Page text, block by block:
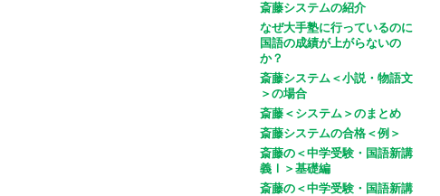
斎藤システムの紹介
なぜ大手塾に行っているのに
国語の成績が上がらないの
か？
斎藤システム＜小説・物語文
＞の場合
斎藤＜システム＞のまとめ
斎藤システムの合格＜例＞
斎藤の＜中学受験・国語新講
義Ⅰ＞基礎編
斎藤の＜中学受験・国語新講